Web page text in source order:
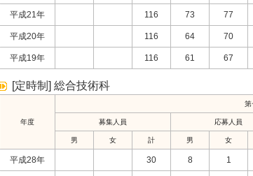
平成21年 116 73 77
平成20年 116 64 70
平成19年 116 61 67
[定時制] 総合技術科
年度
第
募集人員 応募人員
男 女 計 男 女
平成28年 30 8 1